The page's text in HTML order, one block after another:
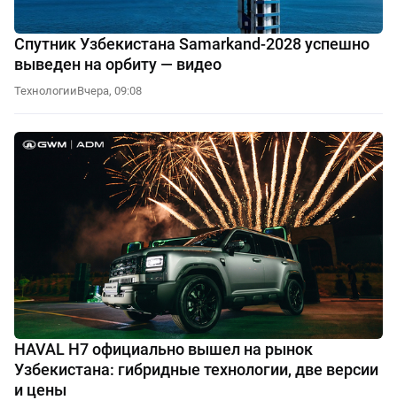
Спутник Узбекистана Samarkand-2028 успешно
выведен на орбиту — видео
ТехнологииВчера, 09:08
HAVAL H7 официально вышел на рынок
Узбекистана: гибридные технологии, две версии
и цены